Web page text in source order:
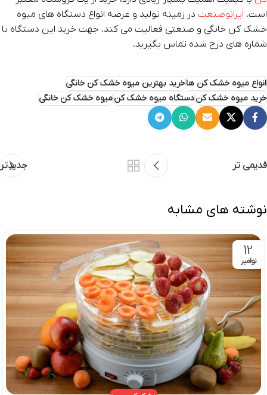
است. ایرانوصنعت در زمینه تولید و عرضه انواع دستگاه های میوه
خشک کن خانگی و صنعتی فعالیت می کند. جهت خرید این دستگاه با
شماره های درج شده تماس بگیرید.
انواع میوه خشک‌ کن‌ هاخرید بهترین میوه خشک کن خانگی
خرید میوه خشک کندستگاه میوه خشک کنمیوه خشک کن خانگی
جدیدتر قدیمی تر
نوشته های مشابه
12
نوامبر